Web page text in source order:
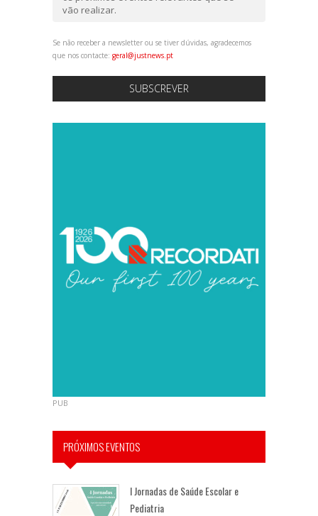
vão realizar.
Se não receber a newsletter ou se tiver dúvidas, agradecemos
que nos contacte: geral@justnews.pt
SUBSCREVER
PUB
PRÓXIMOS EVENTOS
I Jornadas de Saúde Escolar e
Pediatria